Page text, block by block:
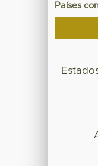
Países